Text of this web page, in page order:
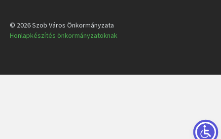
© 2026 Szob Város Önkormányzata
Honlapkészítés önkormányzatoknak